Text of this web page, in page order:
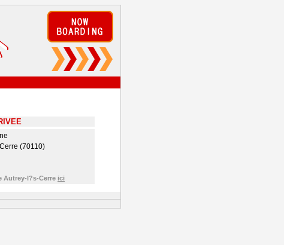
(70110)
Autrey-l?s-Cerre ici